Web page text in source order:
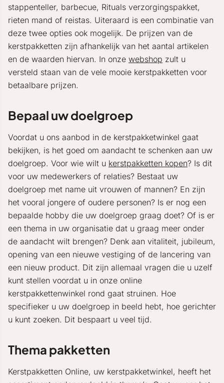
stappenteller, barbecue, Rituals verzorgingspakket,
rieten mand of reistas. Uiteraard is een combinatie van
deze twee opties ook mogelijk. De prijzen van de
kerstpakketten zijn afhankelijk van het aantal artikelen
en de waarden hiervan. In onze webshop zult u
versteld staan van de vele mooie kerstpakketten voor
betaalbare prijzen.
Bepaal uw doelgroep
Voordat u ons aanbod in de kerstpakketwinkel gaat
bekijken, is het goed om aandacht te schenken aan uw
doelgroep. Voor wie wilt u kerstpakketten kopen? Is dit
voor uw medewerkers of relaties? Bestaat uw
doelgroep met name uit vrouwen of mannen? En zijn
het vooral jongere of oudere personen? Is er nog een
bepaalde hobby die uw doelgroep graag doet? Of is er
een thema in uw organisatie dat u graag meer onder
de aandacht wilt brengen? Denk aan vitaliteit, jubileum,
opening van een nieuwe vestiging of de lancering van
een nieuw product. Dit zijn allemaal vragen die u uzelf
kunt stellen voordat u in onze online
kerstpakkettenwinkel rond gaat struinen. Hoe
specifieker u uw doelgroep in beeld hebt, hoe gerichter
u kunt zoeken. Dit bespaart u veel tijd.
Thema pakketten
Kerstpakketten Online, uw kerstpakketwinkel, heeft het